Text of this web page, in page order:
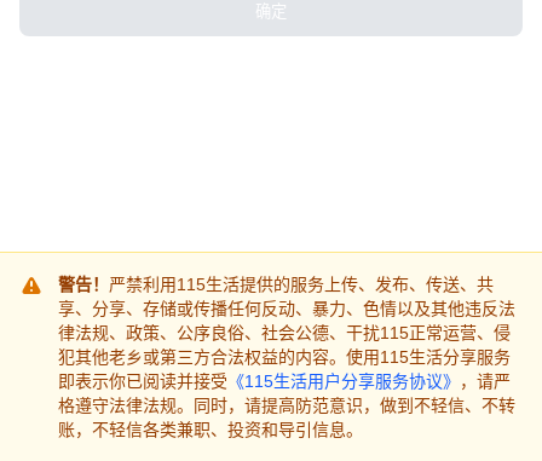
确定
警告！ 严禁利用115生活提供的服务上传、发布、传送、共
享、分享、存储或传播任何反动、暴力、色情以及其他违反法
律法规、政策、公序良俗、社会公德、干扰115正常运营、侵
犯其他老乡或第三方合法权益的内容。使用115生活分享服务
即表示你已阅读并接受 《115生活用户分享服务协议》 ，请严
格遵守法律法规。同时，请提高防范意识，做到不轻信、不转
账，不轻信各类兼职、投资和导引信息。